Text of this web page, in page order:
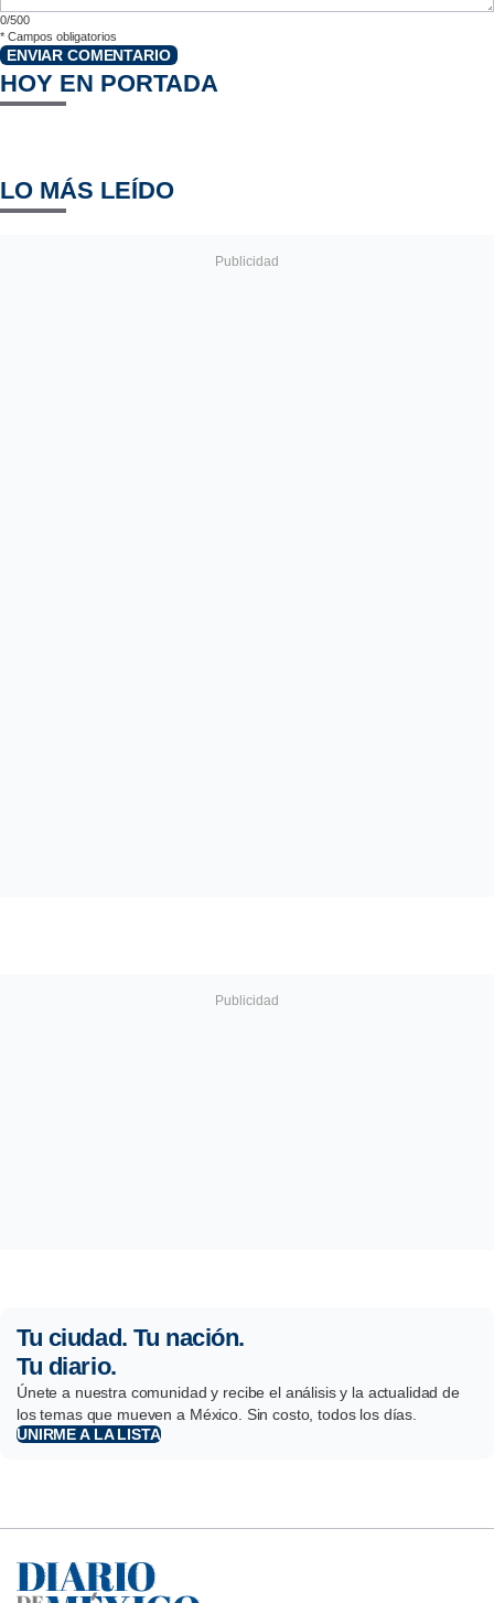
0/500
* Campos obligatorios
ENVIAR COMENTARIO
HOY EN PORTADA
LO MÁS LEÍDO
Tu ciudad. Tu nación.
Tu diario.
Únete a nuestra comunidad y recibe el análisis y la actualidad de
los temas que mueven a México. Sin costo, todos los días.
UNIRME A LA LISTA